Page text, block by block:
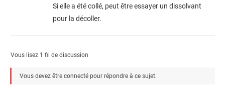
Si elle a été collé, peut être essayer un dissolvant
pour la décoller.
Vous lisez 1 fil de discussion
Vous devez être connecté pour répondre à ce sujet.